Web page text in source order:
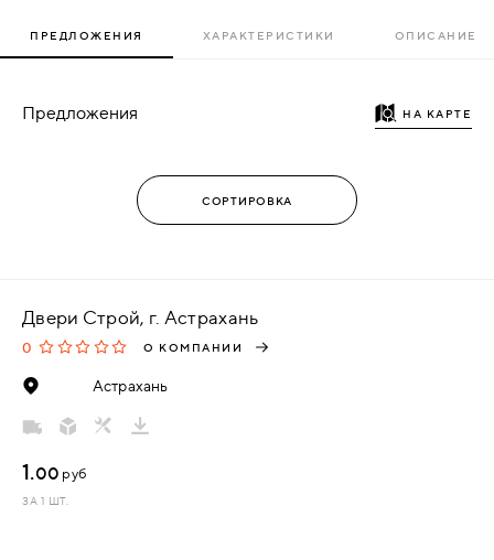
ПРЕДЛОЖЕНИЯ ХАРАКТЕРИСТИКИ ОПИСАНИЕ
Предложения НА КАРТЕ
Двери Строй, г. Астрахань
0 О КОМПАНИИ
Астрахань
1.00 руб
ЗА 1 ШТ.